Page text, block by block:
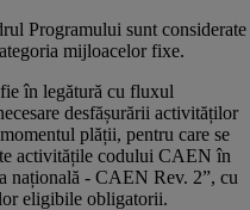
Programului sunt considerate
mijloacelor fixe.
în legătură cu fluxul
desfășurării activităților
plății, pentru care se
activitățile codului CAEN în
națională - CAEN Rev. 2”, cu
eligibile obligatorii.